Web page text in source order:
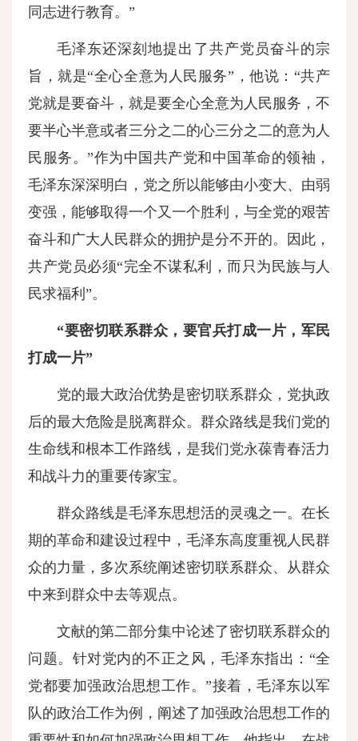
同志进行教育。”
毛泽东还深刻地提出了共产党员奋斗的宗
旨，就是“全心全意为人民服务”，他说：“共产
党就是要奋斗，就是要全心全意为人民服务，不
要半心半意或者三分之二的心三分之二的意为人
民服务。”作为中国共产党和中国革命的领袖，
毛泽东深深明白，党之所以能够由小变大、由弱
变强，能够取得一个又一个胜利，与全党的艰苦
奋斗和广大人民群众的拥护是分不开的。因此，
共产党员必须“完全不谋私利，而只为民族与人
民求福利”。
“要密切联系群众，要官兵打成一片，军民
打成一片”
党的最大政治优势是密切联系群众，党执政
后的最大危险是脱离群众。群众路线是我们党的
生命线和根本工作路线，是我们党永葆青春活力
和战斗力的重要传家宝。
群众路线是毛泽东思想活的灵魂之一。在长
期的革命和建设过程中，毛泽东高度重视人民群
众的力量，多次系统阐述密切联系群众、从群众
中来到群众中去等观点。
文献的第二部分集中论述了密切联系群众的
问题。针对党内的不正之风，毛泽东指出：“全
党都要加强政治思想工作。”接着，毛泽东以军
队的政治工作为例，阐述了加强政治思想工作的